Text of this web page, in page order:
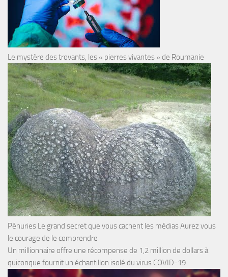
Le mystère des trovants, les « pierres vivantes » de Roumanie
Pénuries Le grand secret que vous cachent les médias Aurez vous
le courage de le comprendre
Un millionnaire offre une récompense de 1,2 million de dollars à
quiconque fournit un échantillon isolé du virus COVID-19